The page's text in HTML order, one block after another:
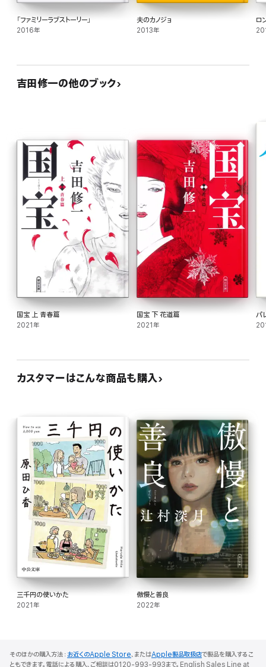
「ファミリーラブストーリー」
2016年
夫のカノジョ
2013年
ロ
吉田修一の他のブック
国宝 上 青春篇
2021年
国宝 下 花道篇
2021年
パ
カスタマーはこんな商品も購入
三千円の使いかた
2021年
傲慢と善良
2022年
そのほかの購入方法： お近くのApple Store、またはApple製品取扱店で製品を購入するこ
ともできます。電話による購入、ご相談は0120-993-993まで。English Sales Line at